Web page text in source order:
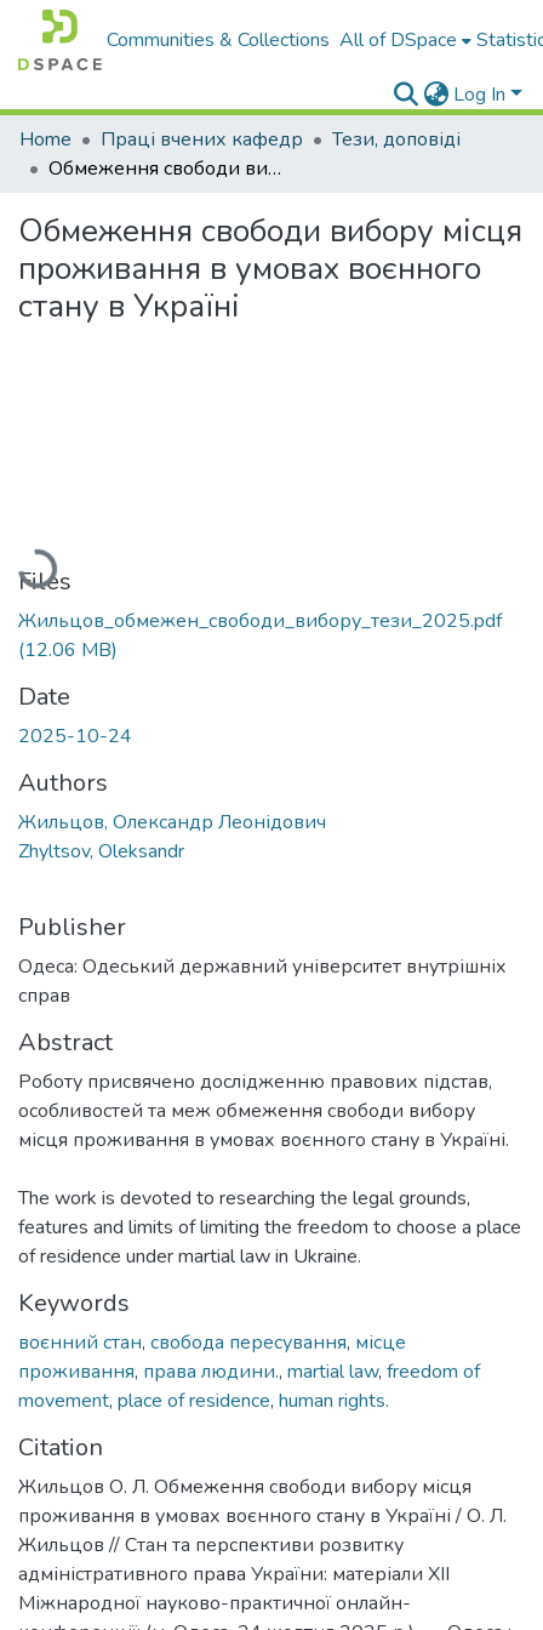
Communities & Collections All of DSpace
Log In
Home
Праці вчених кафедр
Тези, доповіді
Обмеження свободи вибору місця проживання в умовах воєнного стану в Україні
Обмеження свободи вибору місця
проживання в умовах воєнного
стану в Україні
Loading...
Files
Жильцов_обмежен_свободи_вибору_тези_2025.pdf
(12.06 MB)
Date
2025-10-24
Authors
Жильцов, Олександр Леонідович
Zhyltsov, Oleksandr
Publisher
Одеса: Одеський державний університет внутрішніх
справ
Abstract
Роботу присвячено дослідженню правових підстав,
особливостей та меж обмеження свободи вибору
місця проживання в умовах воєнного стану в Україні.
The work is devoted to researching the legal grounds,
features and limits of limiting the freedom to choose a place
of residence under martial law in Ukraine.
Keywords
воєнний стан, свобода пересування, місце
проживання, права людини., martial law, freedom of
movement, place of residence, human rights.
Citation
Жильцов О. Л. Обмеження свободи вибору місця
проживання в умовах воєнного стану в Україні / О. Л.
Жильцов // Стан та перспективи розвитку
адміністративного права України: матеріали ХІІ
Міжнародної науково-практичної онлайн-